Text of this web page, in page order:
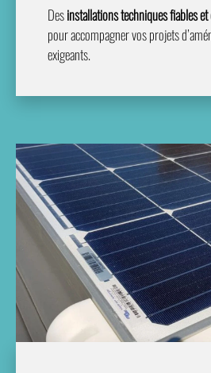
Desinstallations techniques fiables
pour accompagner vos projets
exigeants.